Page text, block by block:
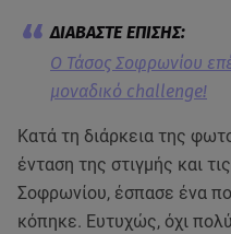
Ο Τάσος Σοφρωνίου
μοναδικό challenge!
Κατά τη διάρκεια της
ένταση της στιγμής και
Σοφρωνίου, έσπασε ένα
κόπηκε. Ευτυχώς, όχι